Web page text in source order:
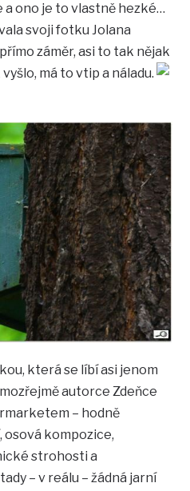
a ono je to vlastně hezké…
svoji fotku Jolana
záměr, asi to tak nějak
má to vtip a náladu.
která se líbí asi jenom
autorce Zdeňce
– hodně
kompozice,
strohosti a
– v reálu – žádná jarní